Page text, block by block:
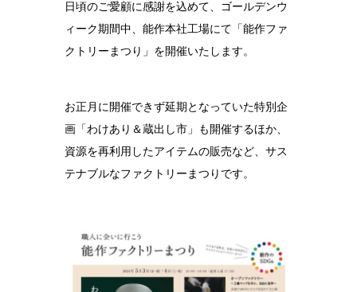
結婚10周年
の錫婚式
観光×宿泊プ
医療・ヘルス
ケア
会社概要
プロジェクト
採用情報
日頃のご愛顧に感謝を込めて、ゴールデンウ
ィーク期間中、能作本社工場にて「能作ファ
クトリーまつり」を開催いたします。
お正月に開催できず延期となっていた特別企
画「わけあり＆蔵出し市」も開催するほか、
資源を再利用したアイテムの販売など、サス
テナブルなファクトリーまつりです。